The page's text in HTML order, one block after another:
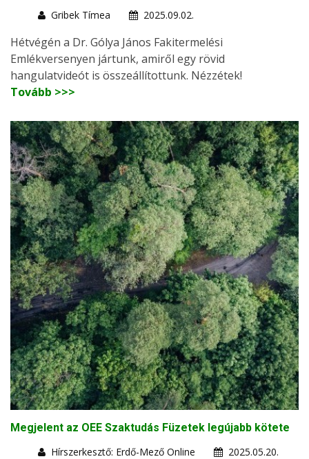
Gribek Tímea
2025.09.02.
Hétvégén a Dr. Gólya János Fakitermelési
Emlékversenyen jártunk, amiről egy rövid
hangulatvideót is összeállítottunk. Nézzétek!
Tovább >>>
Megjelent az OEE Szaktudás Füzetek legújabb kötete
Hírszerkesztő: Erdő-Mező Online
2025.05.20.